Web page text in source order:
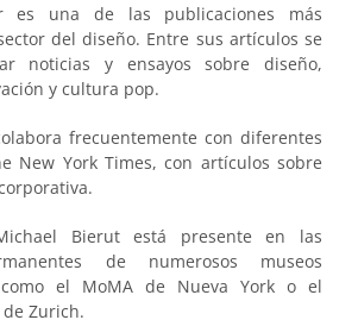
es una de las publicaciones más
del diseño. Entre sus artículos se
noticias y ensayos sobre diseño,
y cultura pop.
frecuentemente con diferentes
New York Times, con artículos sobre
Bierut está presente en las
de numerosos museos
como el MoMA de Nueva York o el
Zurich.